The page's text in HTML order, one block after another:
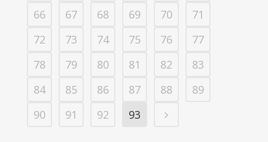
66
67 68 69 70
71
72
73 74 75 76
77
78
79 80 81 82
83
84
85 86 87 88
89
90
91 92 93